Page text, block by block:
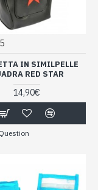
IN SIMILPELLE
RED STAR
14,90€